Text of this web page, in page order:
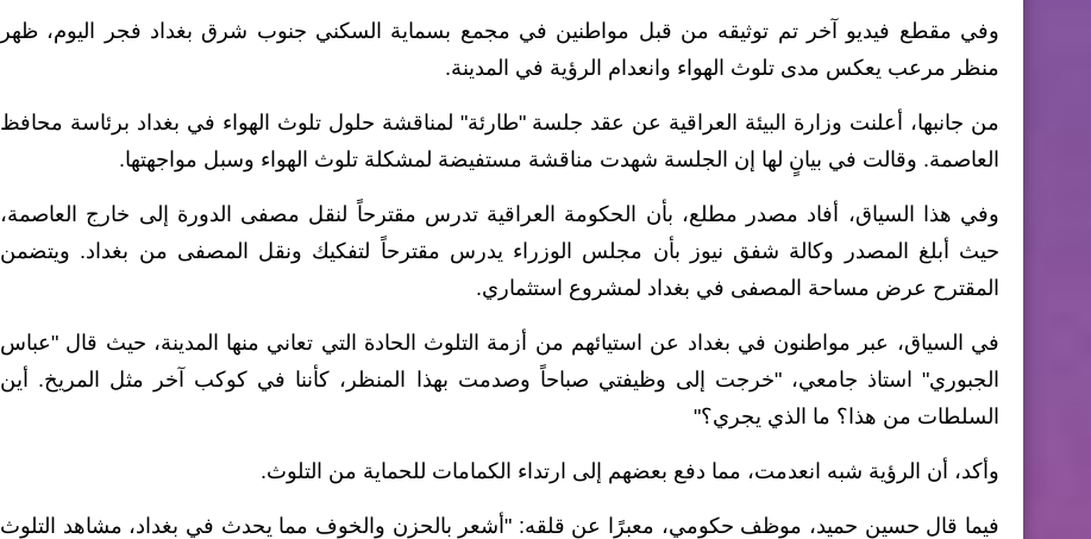
وفي مقطع فيديو آخر تم توثيقه من قبل مواطنين في مجمع بسماية السكني جنوب شرق بغداد فجر اليوم، ظهر
منظر مرعب يعكس مدى تلوث الهواء وانعدام الرؤية في المدينة.
من جانبها، أعلنت وزارة البيئة العراقية عن عقد جلسة "طارئة" لمناقشة حلول تلوث الهواء في بغداد برئاسة محافظ
العاصمة. وقالت في بيانٍ لها إن الجلسة شهدت مناقشة مستفيضة لمشكلة تلوث الهواء وسبل مواجهتها.
وفي هذا السياق، أفاد مصدر مطلع، بأن الحكومة العراقية تدرس مقترحاً لنقل مصفى الدورة إلى خارج العاصمة،
حيث أبلغ المصدر وكالة شفق نيوز بأن مجلس الوزراء يدرس مقترحاً لتفكيك ونقل المصفى من بغداد. ويتضمن
المقترح عرض مساحة المصفى في بغداد لمشروع استثماري.
في السياق، عبر مواطنون في بغداد عن استيائهم من أزمة التلوث الحادة التي تعاني منها المدينة، حيث قال "عباس
الجبوري" استاذ جامعي، "خرجت إلى وظيفتي صباحاً وصدمت بهذا المنظر، كأننا في كوكب آخر مثل المريخ. أين
السلطات من هذا؟ ما الذي يجري؟"
وأكد، أن الرؤية شبه انعدمت، مما دفع بعضهم إلى ارتداء الكمامات للحماية من التلوث.
فيما قال حسين حميد، موظف حكومي، معبرًا عن قلقه: "أشعر بالحزن والخوف مما يحدث في بغداد، مشاهد التلوث